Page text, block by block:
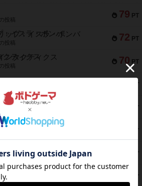
79 PT
投稿
72 PT
ップ：イスラ・ボンバ
投稿
70 PT
ンタクティクス
投稿
PT
PT
PT
～お前はまだ生きている～
PT
の投稿
PT
たち（拡張）
投稿